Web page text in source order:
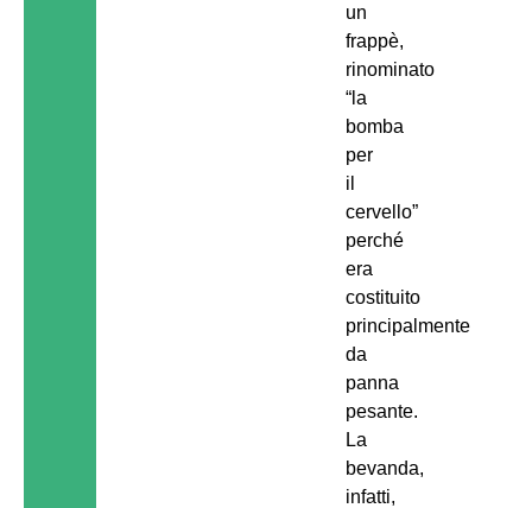
un
frappè,
rinominato
“la
bomba
per
il
cervello”
perché
era
costituito
principalmente
da
panna
pesante.
La
bevanda,
infatti,